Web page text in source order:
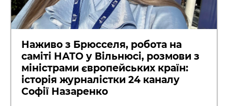
Наживо з Брюсселя, робота на
саміті НАТО у Вільнюсі, розмови з
міністрами європейських країн:
історія журналістки 24 каналу
Софії Назаренко